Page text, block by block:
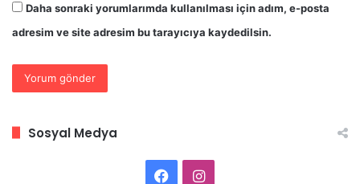
Daha sonraki yorumlarımda kullanılması için adım, e-posta
adresim ve site adresim bu tarayıcıya kaydedilsin.
Sosyal Medya
FacebookInstagram